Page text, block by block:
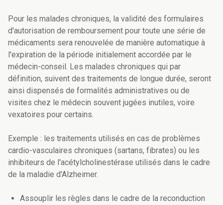
Pour les malades chroniques, la validité des formulaires
d'autorisation de remboursement pour toute une série de
médicaments sera renouvelée de manière automatique à
l'expiration de la période initialement accordée par le
médecin-conseil. Les malades chroniques qui par
définition, suivent des traitements de longue durée, seront
ainsi dispensés de formalités administratives ou de
visites chez le médecin souvent jugées inutiles, voire
vexatoires pour certains.
Exemple : les traitements utilisés en cas de problèmes
cardio-vasculaires chroniques (sartans, fibrates) ou les
inhibiteurs de l'acétylcholinestérase utilisés dans le cadre
de la maladie d'Alzheimer.
Assouplir les règles dans le cadre de la reconduction